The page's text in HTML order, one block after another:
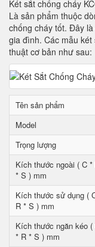
Két sắt chống cháy
Là sản phẩm thuộc
chống cháy tốt. Đây
gia đình. Các mẫu
thuật cơ bản như sau:
Tên sản phẩm
Model
Trọng lượng
Kích thước ngoài ( C *
* S ) mm
Kích thước sử dụng (
R * S ) mm
Kích thước ngăn kéo (
* R * S ) mm